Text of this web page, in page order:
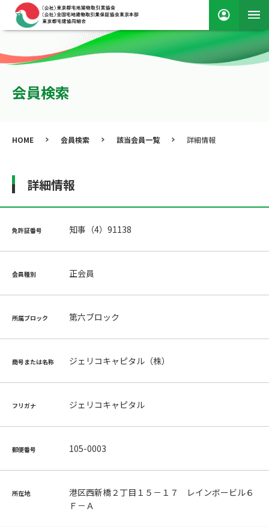
会員検索
HOME 会員検索 該当会員一覧 詳細情報
詳細情報
免許証番号 知事（4）91138
会員種別 正会員
所属ブロック 第六ブロック
商号または名称 ジェリコキャピタル（株）
フリガナ ジェリコキャピタル
郵便番号 105-0003
所在地
港区西新橋２丁目１５－１７ レインボービル６
Ｆ－Ａ